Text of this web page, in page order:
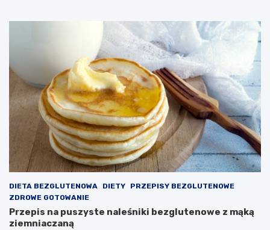
DIETA BEZGLUTENOWA DIETY
PRZEPISY BEZGLUTENOWE
ZDROWE GOTOWANIE
Przepis na puszyste naleśniki bezglutenowe z mąką
ziemniaczaną